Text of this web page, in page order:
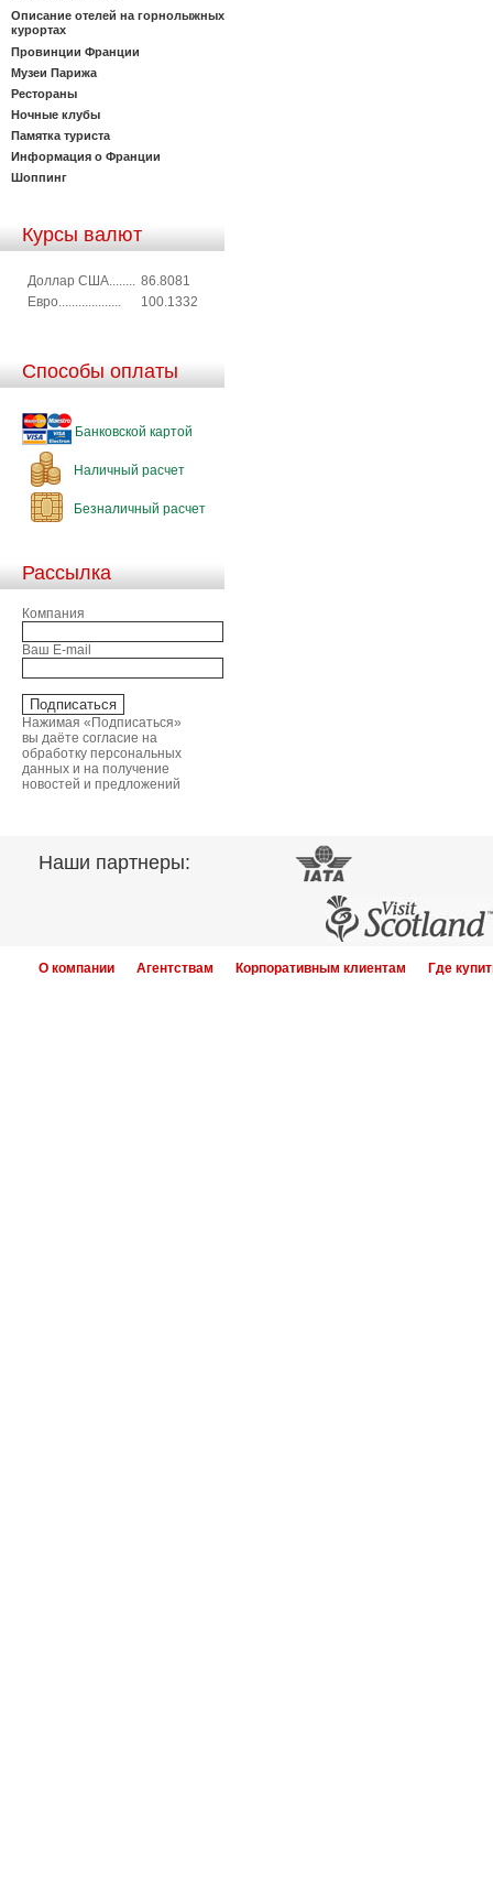
Описание отелей на горнолыжных
курортах
Провинции Франции
Музеи Парижа
Рестораны
Ночные клубы
Памятка туриста
Информация о Франции
Шоппинг
Курсы валют
Доллар США........ 86.8081
Евро...................
100.1332
Способы оплаты
Банковской картой
Наличный расчет
Безналичный расчет
Рассылка
Компания
Ваш E-mail
Нажимая «Подписаться»
вы даёте согласие на
обработку персональных
данных и на получение
новостей и предложений
Наши партнеры:
О компании Агентствам Корпоративным клиентам Где